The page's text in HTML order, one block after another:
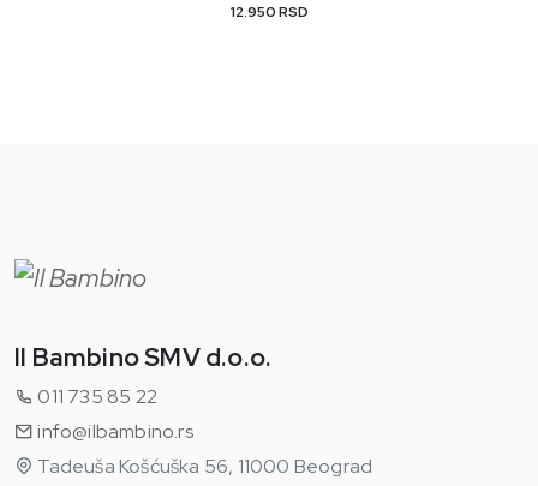
12.950 RSD
Il Bambino SMV d.o.o.
011 735 85 22
info@ilbambino.rs
Tadeuša Košćuška 56, 11000 Beograd